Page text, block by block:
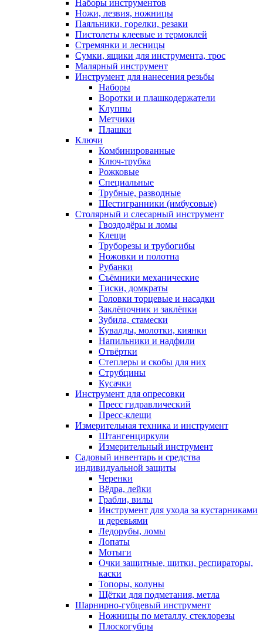
Наборы инструментов
Ножи, лезвия, ножницы
Паяльники, горелки, резаки
Пистолеты клеевые и термоклей
Стремянки и лесницы
Сумки, ящики для инструмента, трос
Малярный инструмент
Инструмент для нанесения резьбы
Наборы
Воротки и плашкодержатели
Клуппы
Метчики
Плашки
Ключи
Комбинированные
Ключ-трубка
Рожковые
Специальные
Трубные, разводные
Шестигранники (имбусовые)
Столярный и слесарный инструмент
Гвоздодёры и ломы
Клещи
Труборезы и трубогибы
Ножовки и полотна
Рубанки
Съёмники механические
Тиски, домкраты
Головки торцевые и насадки
Заклёпочник и заклёпки
Зубила, стамески
Кувалды, молотки, киянки
Напильники и надфили
Отвёртки
Степлеры и скобы для них
Струбцины
Кусачки
Инструмент для опресовки
Пресс гидравлический
Пресс-клещи
Измерительная техника и инструмент
Штангенциркули
Измерительный инструмент
Садовый инвентарь и средства
индивидуальной защиты
Черенки
Вёдра, лейки
Грабли, вилы
Инструмент для ухода за кустарниками
и деревьями
Ледорубы, ломы
Лопаты
Мотыги
Очки защитные, щитки, респираторы,
каски
Топоры, колуны
Щётки для подметания, метла
Шарнирно-губцевый инструмент
Ножницы по металлу, стеклорезы
Плоскогубцы